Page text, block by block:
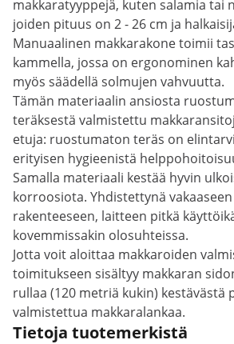
makkaratyyppejä, kuten salamia tai
joiden pituus on 2 - 26 cm ja
Manuaalinen makkarakone toimii
kammella, jossa on ergonominen
myös säädellä solmujen vahvuutta.
Tämän materiaalin ansiosta
teräksestä valmistettu
etuja: ruostumaton teräs on
erityisen hygieenistä
Samalla materiaali kestää hyvin
korroosiota. Yhdistettynä
rakenteeseen, laitteen pitkä
kovemmissakin olosuhteissa.
Jotta voit aloittaa makkaroiden
toimitukseen sisältyy makkaran
rullaa (120 metriä kukin) kestävästä
valmistettua makkaralankaa.
Tietoja tuotemerkistä